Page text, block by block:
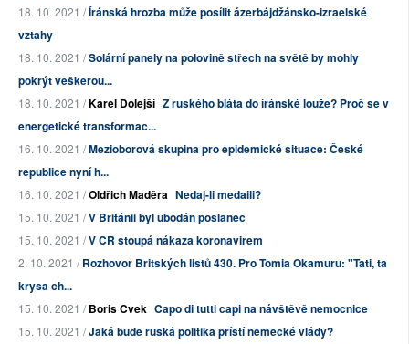
18. 10. 2021 /Íránská hrozba může posílit ázerbájdžánsko-izraelské
vztahy
18. 10. 2021 /Solární panely na polovině střech na světě by mohly
pokrýt veškerou...
18. 10. 2021 /Karel Dolejší Z ruského bláta do íránské louže? Proč se v
energetické transformac...
16. 10. 2021 /Mezioborová skupina pro epidemické situace: České
republice nyní h...
16. 10. 2021 /Oldřich Maděra Nedaj-li medaili?
15. 10. 2021 /V Británii byl ubodán poslanec
15. 10. 2021 /V ČR stoupá nákaza koronavirem
2. 10. 2021 /Rozhovor Britských listů 430. Pro Tomia Okamuru: "Tati, ta
krysa ch...
15. 10. 2021 /Boris Cvek Capo di tutti capi na návštěvě nemocnice
15. 10. 2021 /Jaká bude ruská politika příští německé vlády?